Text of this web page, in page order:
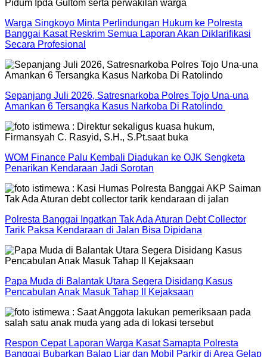
Warga Singkoyo Minta Perlindungan Hukum ke Polresta
Banggai Kasat Reskrim Semua Laporan Akan Diklarifikasi
Secara Profesional
Sepanjang Juli 2026, Satresnarkoba Polres Tojo Una-una
Amankan 6 Tersangka Kasus Narkoba Di Ratolindo
WOM Finance Palu Kembali Diadukan ke OJK Sengketa
Penarikan Kendaraan Jadi Sorotan
Polresta Banggai Ingatkan Tak Ada Aturan Debt Collector
Tarik Paksa Kendaraan di Jalan Bisa Dipidana
Papa Muda di Balantak Utara Segera Disidang Kasus
Pencabulan Anak Masuk Tahap II Kejaksaan
Respon Cepat Laporan Warga Kasat Samapta Polresta
Banggai Bubarkan Balap Liar dan Mobil Parkir di Area Gelap